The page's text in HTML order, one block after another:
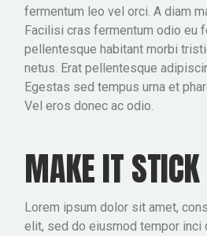
fermentum leo vel orci. A diam
Facilisi cras fermentum odio eu
pellentesque habitant morbi
netus. Erat pellentesque
Egestas sed tempus urna et
Vel eros donec ac odio.
MAKE IT STICK
Lorem ipsum dolor sit amet,
elit, sed do eiusmod tempor inci